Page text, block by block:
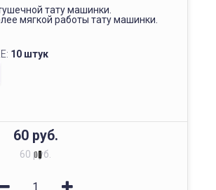
тату машинки.
мягкой работы тату машинки.
10 штук
60 руб.
60 руб.